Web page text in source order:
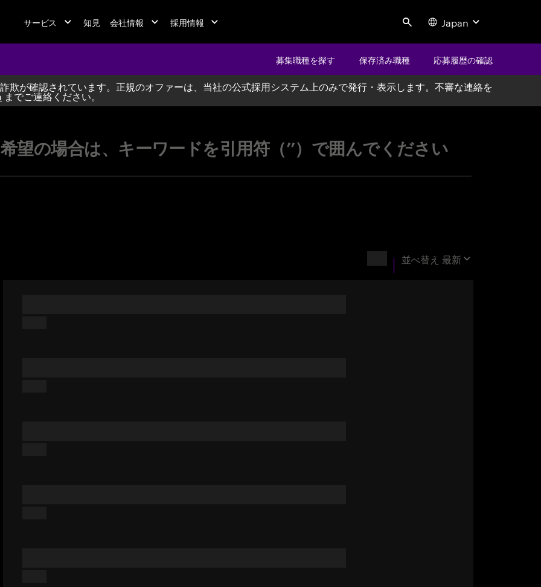
サービス 知見 会社情報 採用情報 Search Japan
募集職種を探す 保存済み職種 応募履歴の確認
欺が確認されています。正規のオファーは、当社の公式採用システム上のみで発行・表示します。不審な連絡を
までご連絡ください。 at Accenture
望の場合は、キーワードを引用符（’’）で囲んでください
並べ替え最新